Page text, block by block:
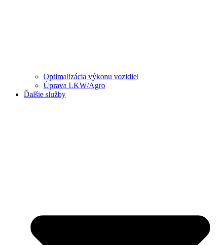
Optimalizácia výkonu vozidiel
Úprava LKW/Agro
Ďalšie služby